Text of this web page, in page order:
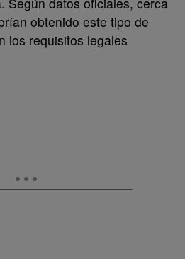
obtenido este tipo de
los requisitos legales